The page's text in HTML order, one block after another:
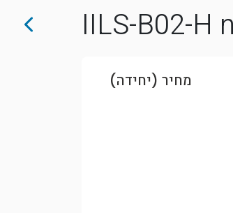
IILS-B02-H
מחיר (יחידה)